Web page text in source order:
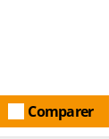
Comparer